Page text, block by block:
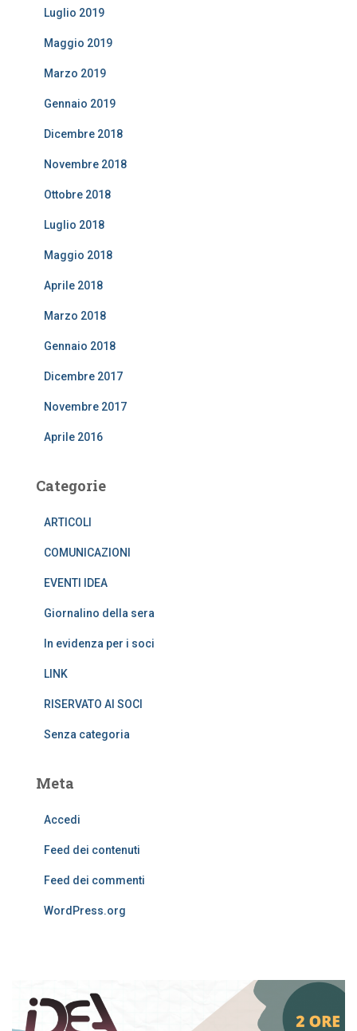
Luglio 2019
Maggio 2019
Marzo 2019
Gennaio 2019
Dicembre 2018
Novembre 2018
Ottobre 2018
Luglio 2018
Maggio 2018
Aprile 2018
Marzo 2018
Gennaio 2018
Dicembre 2017
Novembre 2017
Aprile 2016
Categorie
ARTICOLI
COMUNICAZIONI
EVENTI IDEA
Giornalino della sera
In evidenza per i soci
LINK
RISERVATO AI SOCI
Senza categoria
Meta
Accedi
Feed dei contenuti
Feed dei commenti
WordPress.org